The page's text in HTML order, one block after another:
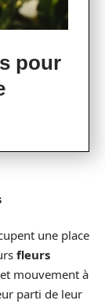
pour
une place
fleurs
mouvement à
parti de leur